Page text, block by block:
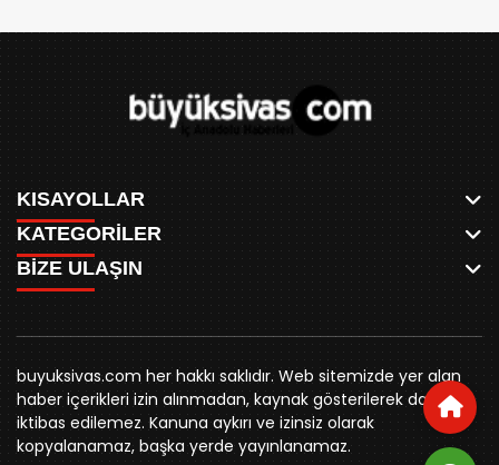
KISAYOLLAR
ANASAYFA
AKSU CANLI
MEYDAN CANLI
MEDRESELER CANLI
MERAKÜM CANLI
YUKARI TEKKE CANLI
KURUMSAL KİMLİK
REKLAM FİYATLARI
BİZE ULAŞIN
KATEGORİLER
WHATSAPP
SPOR
SİYASET
BELEDİYE
SİVAS VALİLİĞİ
ÜNİVERSİTE
KURUMLAR
STK
BİZE ULAŞIN
0346 221 00 60
buyuksivashaber@gmail.com
Örtülüpınar Mah. İnönü Bulvarı Özkahya Apt. Kat:3 D:7
Sivas
buyuksivas.com her hakkı saklıdır. Web sitemizde yer alan
haber içerikleri izin alınmadan, kaynak gösterilerek dahi
iktibas edilemez. Kanuna aykırı ve izinsiz olarak
kopyalanamaz, başka yerde yayınlanamaz.